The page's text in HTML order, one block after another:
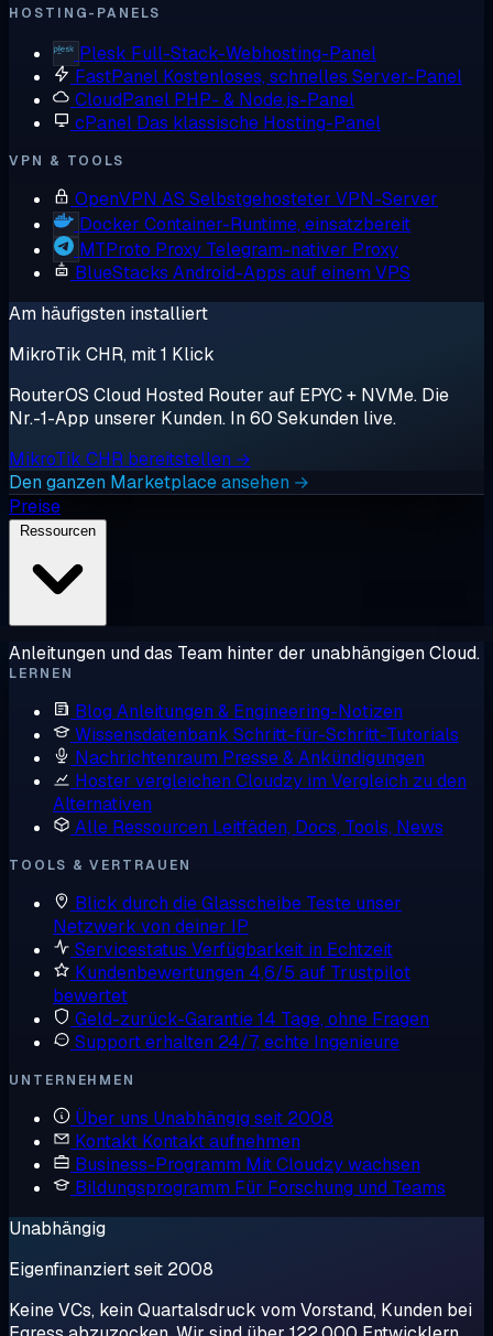
HOSTING-PANELS
Plesk Full-Stack-Webhosting-Panel
FastPanel Kostenloses, schnelles Server-Panel
CloudPanel PHP- & Node.js-Panel
cPanel Das klassische Hosting-Panel
VPN & TOOLS
OpenVPN AS Selbstgehosteter VPN-Server
Docker Container-Runtime, einsatzbereit
MTProto Proxy Telegram-nativer Proxy
BlueStacks Android-Apps auf einem VPS
Am häufigsten installiert
MikroTik CHR, mit 1 Klick
RouterOS Cloud Hosted Router auf EPYC + NVMe. Die
Nr.-1-App unserer Kunden. In 60 Sekunden live.
MikroTik CHR bereitstellen →
Den ganzen Marketplace ansehen →
Preise
Anleitungen und das Team hinter der unabhängigen Cloud.
LERNEN
Blog Anleitungen & Engineering-Notizen
Wissensdatenbank Schritt-für-Schritt-Tutorials
Nachrichtenraum Presse & Ankündigungen
Hoster vergleichen Cloudzy im Vergleich zu den
Alternativen
Alle Ressourcen Leitfäden, Docs, Tools, News
TOOLS & VERTRAUEN
Blick durch die Glasscheibe Teste unser
Netzwerk von deiner IP
Servicestatus Verfügbarkeit in Echtzeit
Kundenbewertungen 4,6/5 auf Trustpilot
bewertet
Geld-zurück-Garantie14 Tage, ohne Fragen
Support erhalten 24/7, echte Ingenieure
UNTERNEHMEN
Über uns Unabhängig seit 2008
Kontakt Kontakt aufnehmen
Business-Programm Mit Cloudzy wachsen
Bildungsprogramm Für Forschung und Teams
Unabhängig
Eigenfinanziert seit 2008
Keine VCs, kein Quartalsdruck vom Vorstand, Kunden bei